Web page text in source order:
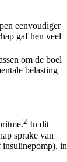
eenvoudiger
gaf hen veel
om de boel
belasting
2 In dit
sprake van
insulinepomp), in